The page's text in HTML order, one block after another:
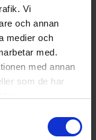
Vi
och annan
medier och
med.
med annan
som de har
874:-